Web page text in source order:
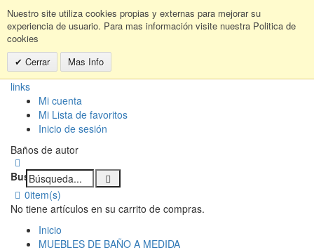
Nuestro site utiliza cookies propias y externas para mejorar su
experiencia de usuario. Para mas información visite nuestra Politica de
cookies
Cerrar
Mas Info
links
Mi cuenta
Mi Lista de favoritos
Inicio de sesión
Baños de autor
Buscar:
0item(s)
No tiene artículos en su carrito de compras.
Inicio
MUEBLES DE BAÑO A MEDIDA